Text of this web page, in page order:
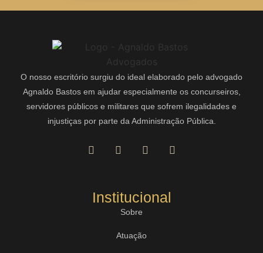
O nosso escritório surgiu do ideal elaborado pelo advogado
Agnaldo Bastos em ajudar especialmente os concurseiros,
servidores públicos e militares que sofrem ilegalidades e
injustiças por parte da Administração Pública.
Institucional
Sobre
Atuação